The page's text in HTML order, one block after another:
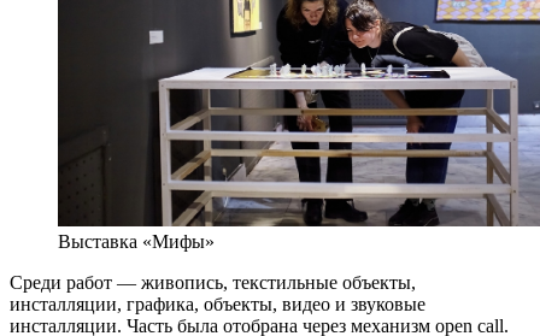
Выставка «Мифы»
Среди работ — живопись, текстильные объекты,
инсталляции, графика, объекты, видео и звуковые
инсталляции. Часть была отобрана через механизм open call.